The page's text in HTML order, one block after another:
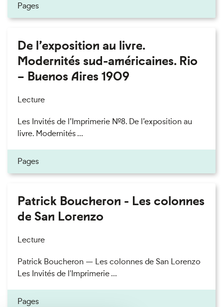
Pages
De l’exposition au livre.
Modernités sud-américaines. Rio
– Buenos Aires 1909
Lecture
Les Invités de l’Imprimerie n°8. De l’exposition au
livre. Modernités ...
Pages
Patrick Boucheron - Les colonnes
de San Lorenzo
Lecture
Patrick Boucheron — Les colonnes de San Lorenzo
Les Invités de l'Imprimerie ...
Pages